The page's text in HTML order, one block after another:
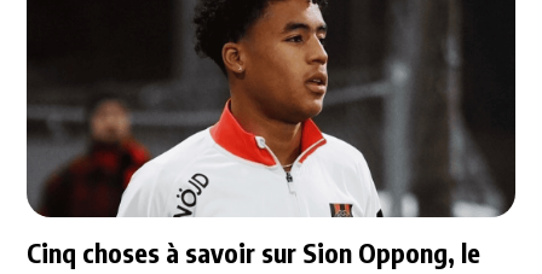
Cinq choses à savoir sur Sion Oppong, le